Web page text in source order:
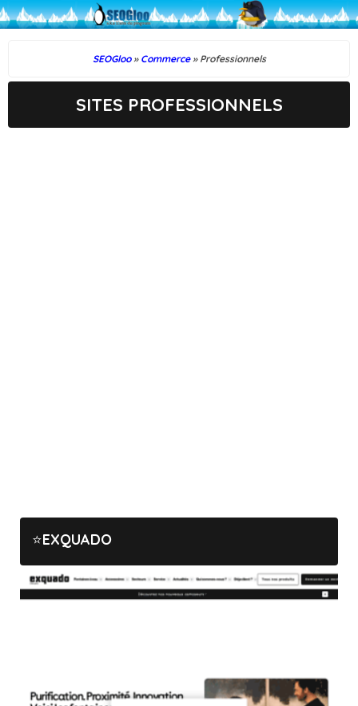
SEOGloo » Commerce » Professionnels
SITES PROFESSIONNELS
EXQUADO